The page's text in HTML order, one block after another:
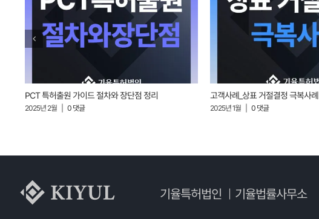
PCT 특허출원 가이드 절차와 장단점 정리
2025년 2월 0 댓글
고객사례_상표 거절결정 극복사례
2025년 1월 0 댓글
기율특허법인 기율법률사무소